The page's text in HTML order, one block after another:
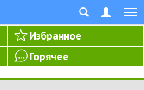
Избранное
Горячее